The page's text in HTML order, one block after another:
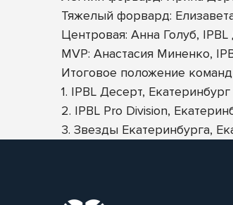
Тяжелый форвард:
Центровая: Анна Голуб, IPBL
MVP: Анастасия Миненко,
Итоговое положение команд
1. IPBL Десерт, Екатеринбург
2. IPBL Pro Division,
3. Звезды Екатеринбурга,